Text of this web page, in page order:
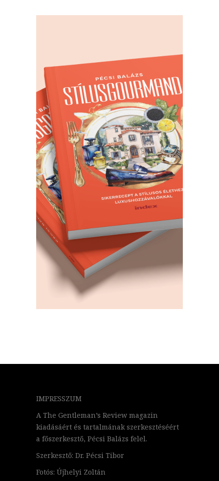
IMPRESSZUM
A The Gentleman’s Review magazin
kiadásáért és tartalmának szerkesztéséért
a főszerkesztő, Pécsi Balázs felel.
Szerkesztő: Dr. Pécsi Tibor
Fotós: Újhelyi Zoltán